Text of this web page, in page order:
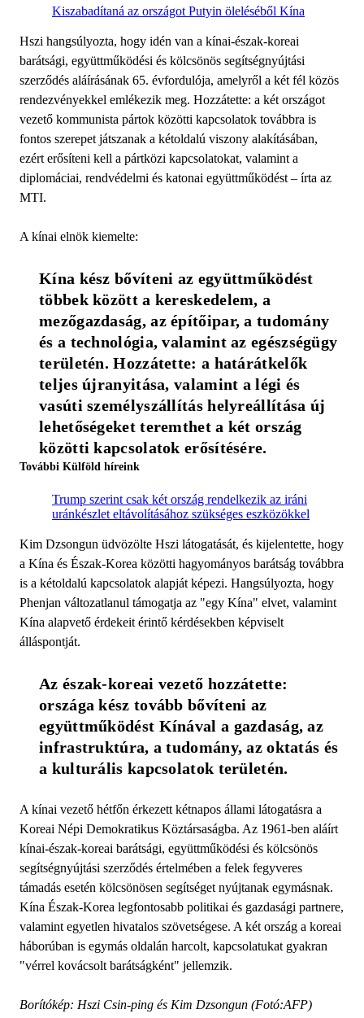
Kiszabadítaná az országot Putyin öleléséből Kína
Hszi hangsúlyozta, hogy idén van a kínai-észak-koreai
barátsági, együttműködési és kölcsönös segítségnyújtási
szerződés aláírásának 65. évfordulója, amelyről a két fél közös
rendezvényekkel emlékezik meg. Hozzátette: a két országot
vezető kommunista pártok közötti kapcsolatok továbbra is
fontos szerepet játszanak a kétoldalú viszony alakításában,
ezért erősíteni kell a pártközi kapcsolatokat, valamint a
diplomáciai, rendvédelmi és katonai együttműködést – írta az
MTI.
A kínai elnök kiemelte:
Kína kész bővíteni az együttműködést
többek között a kereskedelem, a
mezőgazdaság, az építőipar, a tudomány
és a technológia, valamint az egészségügy
területén. Hozzátette: a határátkelők
teljes újranyitása, valamint a légi és
vasúti személyszállítás helyreállítása új
lehetőségeket teremthet a két ország
közötti kapcsolatok erősítésére.
További Külföld híreink
Trump szerint csak két ország rendelkezik az iráni
uránkészlet eltávolításához szükséges eszközökkel
Kim Dzsongun üdvözölte Hszi látogatását, és kijelentette, hogy
a Kína és Észak-Korea közötti hagyományos barátság továbbra
is a kétoldalú kapcsolatok alapját képezi. Hangsúlyozta, hogy
Phenjan változatlanul támogatja az "egy Kína" elvet, valamint
Kína alapvető érdekeit érintő kérdésekben képviselt
álláspontját.
Az észak-koreai vezető hozzátette:
országa kész tovább bővíteni az
együttműködést Kínával a gazdaság, az
infrastruktúra, a tudomány, az oktatás és
a kulturális kapcsolatok területén.
A kínai vezető hétfőn érkezett kétnapos állami látogatásra a
Koreai Népi Demokratikus Köztársaságba. Az 1961-ben aláírt
kínai-észak-koreai barátsági, együttműködési és kölcsönös
segítségnyújtási szerződés értelmében a felek fegyveres
támadás esetén kölcsönösen segítséget nyújtanak egymásnak.
Kína Észak-Korea legfontosabb politikai és gazdasági partnere,
valamint egyetlen hivatalos szövetségese. A két ország a koreai
háborúban is egymás oldalán harcolt, kapcsolatukat gyakran
"vérrel kovácsolt barátságként" jellemzik.
Borítókép: Hszi Csin-ping és Kim Dzsongun (Fotó:AFP)